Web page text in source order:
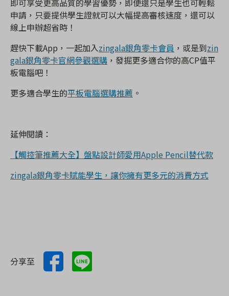
即可享受更高品質的學習優勢，即便還只是學生也可輕鬆
申請，只要提供學生證就可以大幅提高審核速度，還可以
線上申辦超省時！
趕快下載App，一起加入zingala銀角零卡會員 ，或是到zin
gala銀角零卡官網參觀選購 ，發掘更多適合你的高CP值平
板電腦吧！
更多適合學生的平板電腦選購推薦 。
延伸閱讀：
【觸控筆推薦大全】盤點設計師愛用Apple Pencil替代款
zingala銀角零卡賦能學生，讓你擁有更多元的消費方式
分享至